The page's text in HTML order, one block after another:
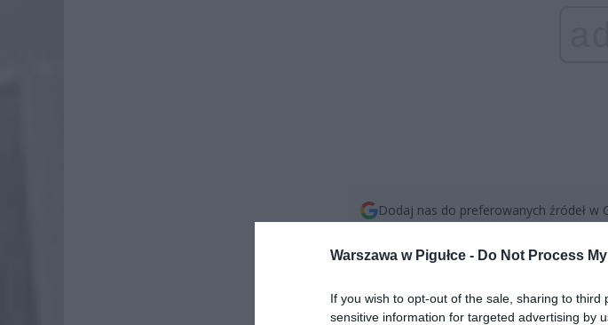
Warszawa w Pigułce - Do Not Process
If you wish to opt-out of the sale, sharing to
sensitive information for targeted advertising by
Dodaj nas do preferowanych źródeł w